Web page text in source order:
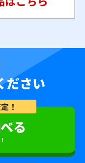
ださい
！
る